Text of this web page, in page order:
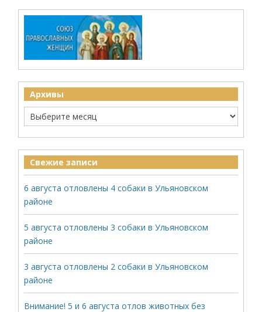
Архивы
Свежие записи
6 августа отловлены 4 собаки в Ульяновском
районе
5 августа отловлены 3 собаки в Ульяновском
районе
3 августа отловлены 2 собаки в Ульяновском
районе
Внимание! 5 и 6 августа отлов животных без